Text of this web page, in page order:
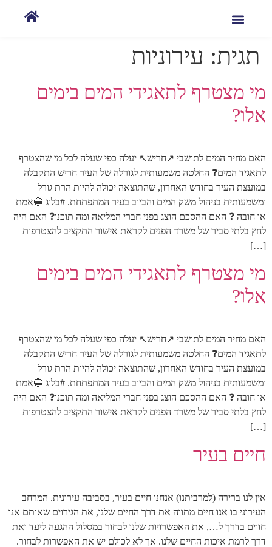
תגית: עירוניות
מי מצטרף לתאגידי המים בימים
אלו?
האם מחיר המים לתושבי ↗️חריש↖️ יעלה כפי שעלה לכל מי שהצטרף
לתאגיד המים❓ החלטה משמעותית לגורלה של העיר חריש התקבלה
במועצת העיר בחודש האחרון, שהתוצאה יכולה להיות הרת גורל
ומשמעותית בניהול משק המים והביוב בעיר המתפתחת. #בלוג 🔵אמת
או חובה ❓ האם ההסכם הוצג בפני חברי המליאה ומה תוכנו❓ האם היה
לחץ בלתי סביר של משרד הפנים לקראת אישור התקציב להצטרפות
[…]
מי מצטרף לתאגידי המים בימים
אלו?
האם מחיר המים לתושבי ↗️חריש↖️ יעלה כפי שעלה לכל מי שהצטרף
לתאגיד המים❓ החלטה משמעותית לגורלה של העיר חריש התקבלה
במועצת העיר בחודש האחרון, שהתוצאה יכולה להיות הרת גורל
ומשמעותית בניהול משק המים והביוב בעיר המתפתחת. #בלוג 🔵אמת
או חובה ❓ האם ההסכם הוצג בפני חברי המליאה ומה תוכנו❓ האם היה
לחץ בלתי סביר של משרד הפנים לקראת אישור התקציב להצטרפות
[…]
חיים בעיר
אין לנו ברירה (למרביתנו) אנחנו חיים בעיר, בסביבה עירונית. המרחב
העירוני בו אנו חיים מתווה את דרך החיים שלנו, את הגירוים שאותם אנו
חווים בדרך ל…, את האפשרויות שלנו לבחור במסלול ההגעה ליעד ואת
דרך לרמת איכות החיים שלנו. אך לא לכולם יש את האפשרות לבחור.